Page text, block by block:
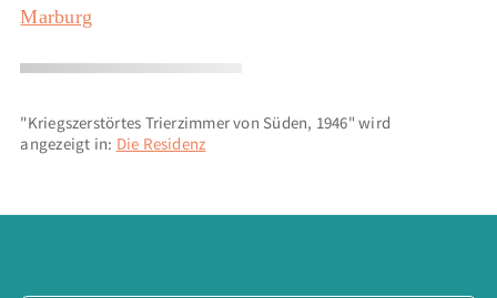
Marburg
"Kriegszerstörtes Trierzimmer von Süden, 1946" wird
angezeigt in: Die Residenz